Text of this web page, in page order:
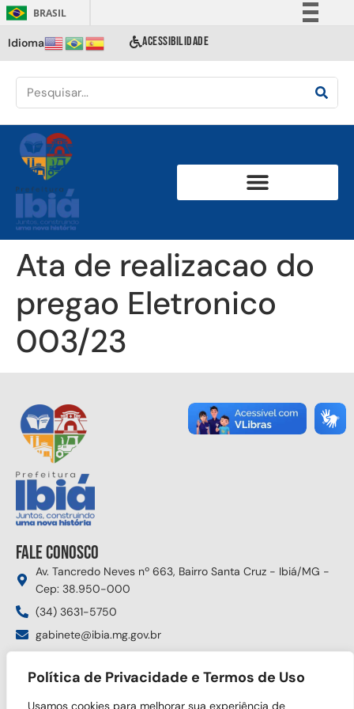
Política de Privacidade e Termos de Uso
Usamos cookies para melhorar sua experiência de
BRASIL
Comunica BR
Acesso à informação
Idioma ACESSIBILIDADE
Ata de realizacao do
pregao Eletronico
003/23
Fale conosco
Av. Tancredo Neves nº 663, Bairro Santa Cruz - Ibiá/MG -
Cep: 38.950-000
(34) 3631-5750
gabinete@ibia.mg.gov.br